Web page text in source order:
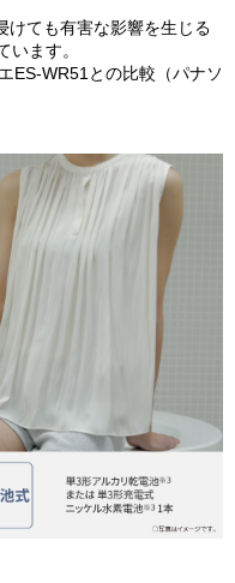
ても有害な影響を生じる
ます。
ES-WR51との比較（パナソ